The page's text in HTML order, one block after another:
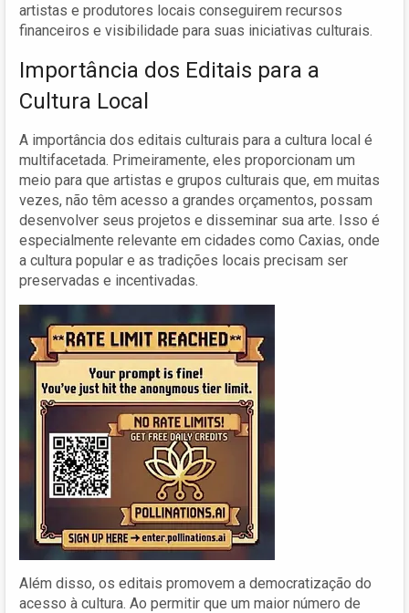
artistas e produtores locais conseguirem recursos
financeiros e visibilidade para suas iniciativas culturais.
Importância dos Editais para a
Cultura Local
A importância dos editais culturais para a cultura local é
multifacetada. Primeiramente, eles proporcionam um
meio para que artistas e grupos culturais que, em muitas
vezes, não têm acesso a grandes orçamentos, possam
desenvolver seus projetos e disseminar sua arte. Isso é
especialmente relevante em cidades como Caxias, onde
a cultura popular e as tradições locais precisam ser
preservadas e incentivadas.
Além disso, os editais promovem a democratização do
acesso à cultura. Ao permitir que um maior número de